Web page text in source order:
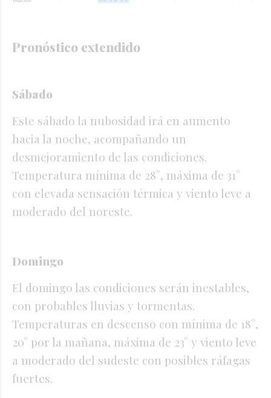
Pronóstico extendido
Sábado
Este sábado la nubosidad irá en aumento
hacia la noche, acompañando un
desmejoramiento de las condiciones.
Temperatura mínima de 28°, máxima de 31°
con elevada sensación térmica y viento leve a
moderado del noreste.
Domingo
El domingo las condiciones serán inestables,
con probables lluvias y tormentas.
Temperaturas en descenso con mínima de 18°,
20° por la mañana, máxima de 23° y viento leve
a moderado del sudeste con posibles ráfagas
fuertes.